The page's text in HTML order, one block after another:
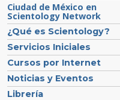
Ciudad de México en
Scientology Network
¿Qué es Scientology?
Servicios Iniciales
Cursos por Internet
Noticias y Eventos
Librería